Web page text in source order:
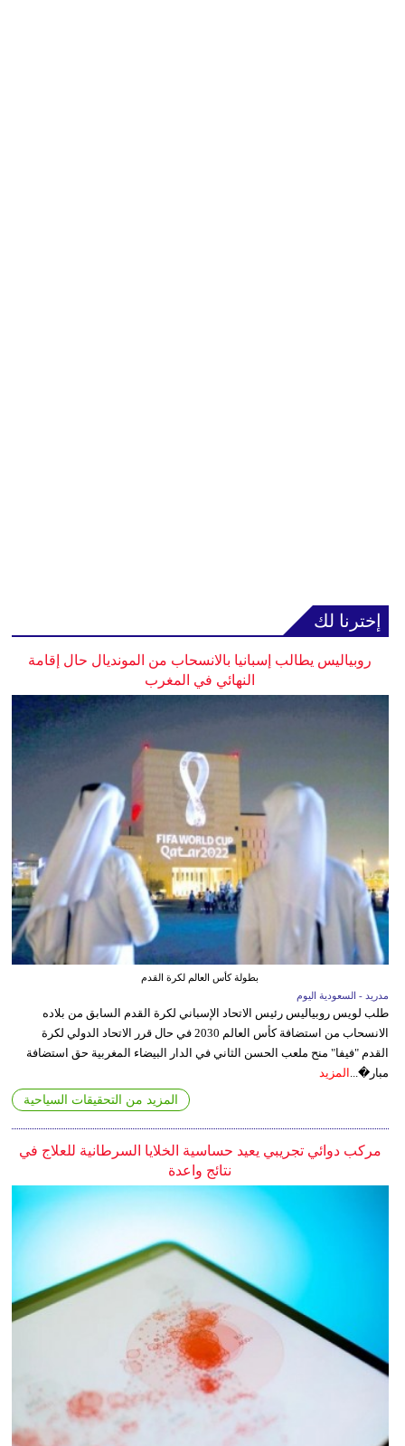
إخترنا لك
روبياليس يطالب إسبانيا بالانسحاب من المونديال حال إقامة
النهائي في المغرب
بطولة كأس العالم لكرة القدم
مدريد - السعودية اليوم
طلب لويس روبياليس رئيس الاتحاد الإسباني لكرة القدم السابق من بلاده
الانسحاب من استضافة كأس العالم 2030 في حال قرر الاتحاد الدولي لكرة
القدم "فيفا" منح ملعب الحسن الثاني في الدار البيضاء المغربية حق استضافة
مبار�...
المزيد
المزيد من التحقيقات السياحية
مركب دوائي تجريبي يعيد حساسية الخلايا السرطانية للعلاج في
نتائج واعدة